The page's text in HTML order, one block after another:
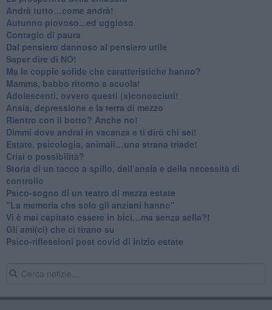
​Andrà tutto…come andrà!
Autunno piovoso...ed uggioso
​Contagio di paura
​Dal pensiero dannoso al pensiero utile
​Saper dire di NO!
​Ma le coppie solide che caratteristiche hanno?
​Mamma, babbo ritorno a scuola!
Adolescenti, ovvero questi (s)conosciuti!
Ansia, depressione e la terra di mezzo
​Rientro con il botto? Anche no!
Dimmi dove andrai in vacanza e ti dirò chi sei!
​Estate, psicologia, animali…una strana triade!
​Crisi o possibilità?
​Storia di un tacco a spillo, dell’ansia e della necessità di
controllo
​Psico-sogno di un teatro di mezza estate
"La memoria che solo gli anziani hanno"
​Vi è mai capitato essere in bici…ma senza sella?!
​Gli ami(ci) che ci tirano su
Psico-riflessioni post covid di inizio estate